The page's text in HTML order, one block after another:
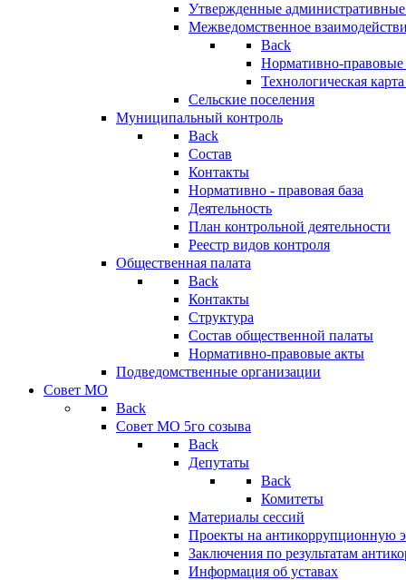
Утвержденные
Межведомственное
Back
Нормативно-правовые
Технологическая
Сельские поселения
Муниципальный контроль
Back
Состав
Контакты
Нормативно - правовая база
Деятельность
План контрольной деятельности
Реестр видов контроля
Общественная палата
Back
Контакты
Структура
Состав общественной палаты
Нормативно-правовые акты
Подведомственные организации
Совет МО
Back
Совет МО 5го созыва
Back
Депутаты
Back
Комитеты
Материалы сессий
Проекты на антикоррупционную
Заключения по результатам
Информация об уставах